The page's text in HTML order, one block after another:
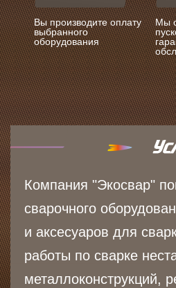
Вы производите оплату
выбранного
оборудования
Мы
Компания "Экосвар"
сварочного
и аксесуаров для
работы по сварке
металлоконструкций,